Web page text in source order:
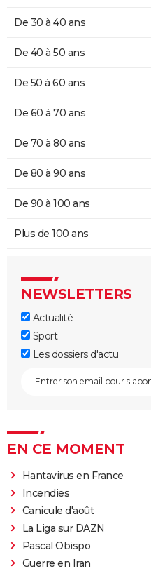
De 30 à 40 ans
De 40 à 50 ans
De 50 à 60 ans
De 60 à 70 ans
De 70 à 80 ans
De 80 à 90 ans
De 90 à 100 ans
Plus de 100 ans
NEWSLETTERS
Actualité
Sport
Les dossiers d'actu
EN CE MOMENT
Hantavirus en France
Incendies
Canicule d'août
La Liga sur DAZN
Pascal Obispo
Guerre en Iran